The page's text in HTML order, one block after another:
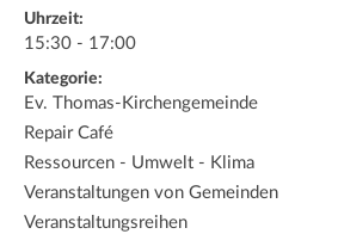
Uhrzeit:
15:30 - 17:00
Kategorie:
Ev. Thomas-Kirchengemeinde
Repair Café
Ressourcen - Umwelt - Klima
Veranstaltungen von Gemeinden
Veranstaltungsreihen